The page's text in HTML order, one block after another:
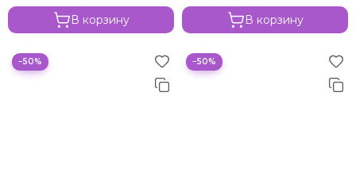
В корзину
В корзину
−50% −50%